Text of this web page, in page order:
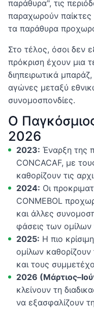
παράθυρα", τις
παραχωρούν παίκτες
τα παράθυρα
Στο τέλος, όσοι δεν
πρόκριση έχουν μια
διηπειρωτικά
αγώνες μεταξύ
συνομοσπονδίες.
Ο
2026
2023: Έναρξη της
CONCACAF, με
καθορίζουν τις
2024: Οι
CONMEBOL
και άλλες
φάσεις των ομίλων
2025: Η πιο
ομίλων καθορίζουν
και τους
2026
κλείνουν τη
να εξασφαλίζουν